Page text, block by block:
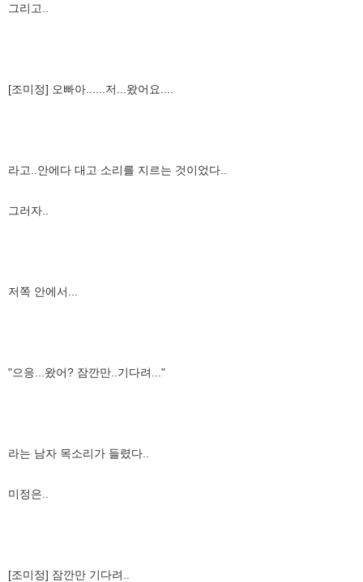
그리고..
[조미정] 오빠아......저...왔어요....
라고..안에다 대고 소리를 지르는 것이었다..
그러자..
저쪽 안에서...
"으응...왔어? 잠깐만..기다려..."
라는 남자 목소리가 들렸다..
미정은..
[조미정] 잠깐만 기다려..